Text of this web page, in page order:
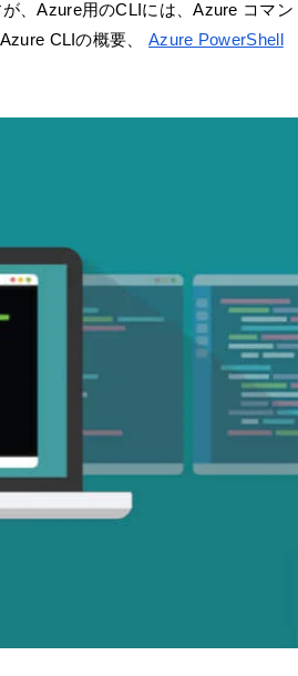
、Azure用のCLIには、Azure コマン
CLIの概要、Azure PowerShell